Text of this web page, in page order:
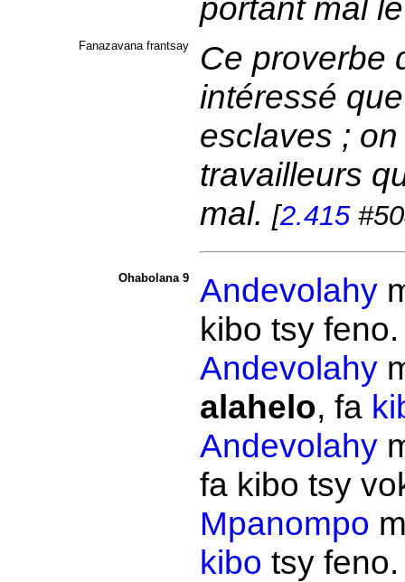
portant mal
Fanazavana frantsay
Ce proverbe
intéressé
esclaves ;
travailleurs
mal. [2.415
Ohabolana 9 Andevolahy
kibo tsy
Andevolahy
alahelo, fa
Andevolahy
fa kibo tsy
Mpanompo
kibo tsy